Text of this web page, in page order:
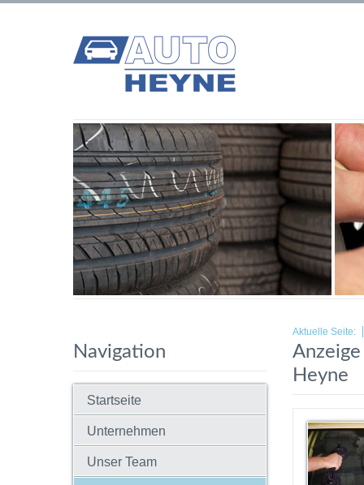
Navigation
Startseite
Unternehmen
Unser Team
Aktuelle Seite:
Heyne